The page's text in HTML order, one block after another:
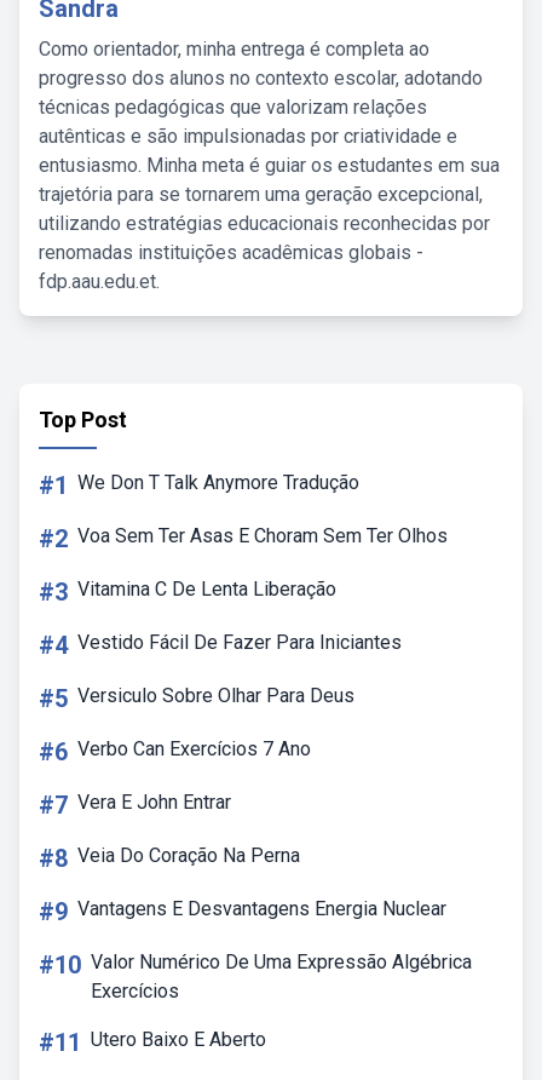
Sandra
Como orientador, minha entrega é completa ao
progresso dos alunos no contexto escolar, adotando
técnicas pedagógicas que valorizam relações
autênticas e são impulsionadas por criatividade e
entusiasmo. Minha meta é guiar os estudantes em sua
trajetória para se tornarem uma geração excepcional,
utilizando estratégias educacionais reconhecidas por
renomadas instituições acadêmicas globais -
fdp.aau.edu.et.
Top Post
#1 We Don T Talk Anymore Tradução
#2 Voa Sem Ter Asas E Choram Sem Ter Olhos
#3 Vitamina C De Lenta Liberação
#4 Vestido Fácil De Fazer Para Iniciantes
#5 Versiculo Sobre Olhar Para Deus
#6 Verbo Can Exercícios 7 Ano
#7 Vera E John Entrar
#8 Veia Do Coração Na Perna
#9 Vantagens E Desvantagens Energia Nuclear
#10 Valor Numérico De Uma Expressão Algébrica
Exercícios
#11 Utero Baixo E Aberto